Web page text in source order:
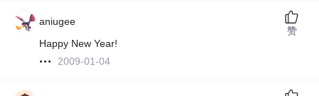
aniugee
Happy New Year!
2009-01-04
赞